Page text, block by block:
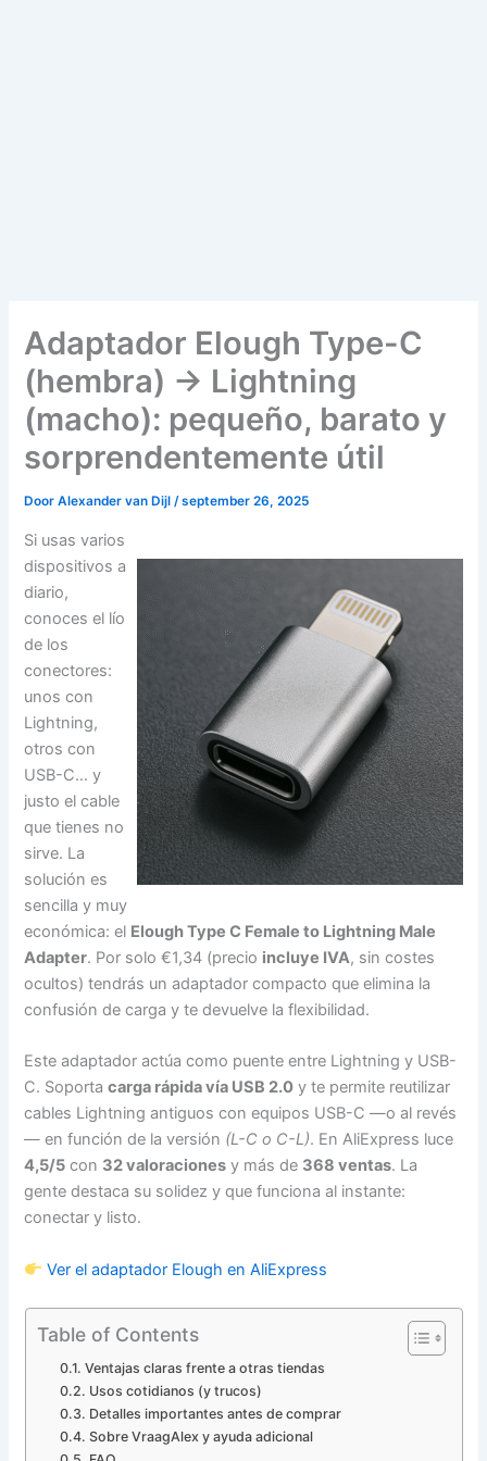
Adaptador Elough Type-C
(hembra) → Lightning
(macho): pequeño, barato y
sorprendentemente útil
DoorAlexander van Dijl/september 26, 2025
Si usas varios
dispositivos a
diario,
conoces el lío
de los
conectores:
unos con
Lightning,
otros con
USB-C… y
justo el cable
que tienes no
sirve. La
solución es
sencilla y muy
económica: el Elough Type C Female to Lightning Male
Adapter. Por solo €1,34 (precio incluye IVA, sin costes
ocultos) tendrás un adaptador compacto que elimina la
confusión de carga y te devuelve la flexibilidad.
Este adaptador actúa como puente entre Lightning y USB-
C. Soportacarga rápida vía USB 2.0 y te permite reutilizar
cables Lightning antiguos con equipos USB-C —o al revés
— en función de la versión (L-C o C-L). En AliExpress luce
4,5/5 con 32 valoraciones y más de 368 ventas. La
gente destaca su solidez y que funciona al instante:
conectar y listo.
Ver el adaptador Elough en AliExpress
Table of Contents
Ventajas claras frente a otras tiendas
Usos cotidianos (y trucos)
Detalles importantes antes de comprar
Sobre VraagAlex y ayuda adicional